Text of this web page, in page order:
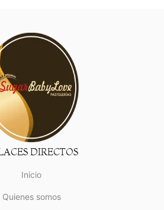
DIRECTOS
Inicio
Quienes somos